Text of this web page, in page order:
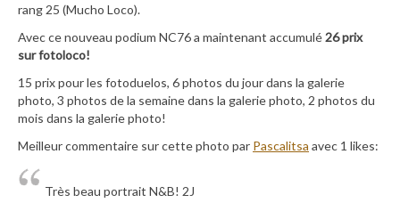
rang 25 (Mucho Loco).
Avec ce nouveau podium NC76 a maintenant accumulé26 prix
sur fotoloco!
15 prix pour les fotoduelos, 6 photos du jour dans la galerie
photo, 3 photos de la semaine dans la galerie photo, 2 photos du
mois dans la galerie photo!
Meilleur commentaire sur cette photo par Pascalitsa avec 1 likes:
Très beau portrait N&B! 2J